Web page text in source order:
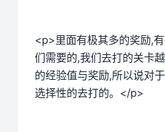
<p>里面有极其多的奖励,
们需要的,我们去打的关卡
的经验值与奖励,所以说对
选择性的去打的。</p>